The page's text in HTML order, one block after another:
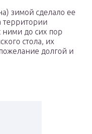
зимой сделало ее
территории
до сих пор
стола, их
долгой и